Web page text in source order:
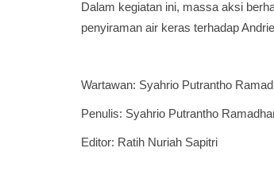
Dalam kegiatan ini, massa aksi
penyiraman air keras terhadap
Wartawan: Syahrio Putrantho
Penulis: Syahrio Putrantho
Editor: Ratih Nuriah Sapitri